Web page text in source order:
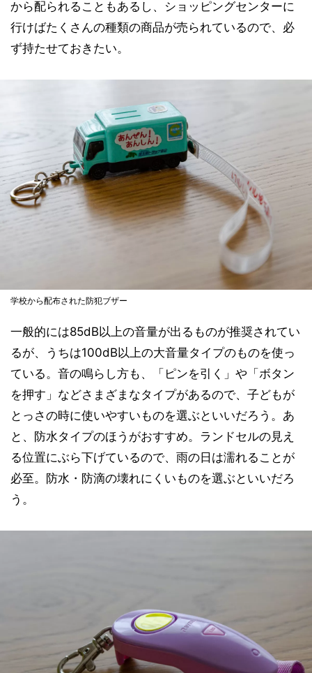
から配られることもあるし、ショッピングセンターに
行けばたくさんの種類の商品が売られているので、必
ず持たせておきたい。
学校から配布された防犯ブザー
一般的には85dB以上の音量が出るものが推奨されてい
るが、うちは100dB以上の大音量タイプのものを使っ
ている。音の鳴らし方も、「ピンを引く」や「ボタン
を押す」などさまざまなタイプがあるので、子どもが
とっさの時に使いやすいものを選ぶといいだろう。あ
と、防水タイプのほうがおすすめ。ランドセルの見え
る位置にぶら下げているので、雨の日は濡れることが
必至。防水・防滴の壊れにくいものを選ぶといいだろ
う。